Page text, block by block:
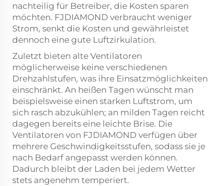
nachteilig für Betreiber, die Kosten sparen
möchten. FJDIAMOND verbraucht weniger
Strom, senkt die Kosten und gewährleistet
dennoch eine gute Luftzirkulation.
Zuletzt bieten alte Ventilatoren
möglicherweise keine verschiedenen
Drehzahlstufen, was ihre Einsatzmöglichkeiten
einschränkt. An heißen Tagen wünscht man
beispielsweise einen starken Luftstrom, um
sich rasch abzukühlen; an milden Tagen reicht
dagegen bereits eine leichte Brise. Die
Ventilatoren von FJDIAMOND verfügen über
mehrere Geschwindigkeitsstufen, sodass sie je
nach Bedarf angepasst werden können.
Dadurch bleibt der Laden bei jedem Wetter
stets angenehm temperiert.